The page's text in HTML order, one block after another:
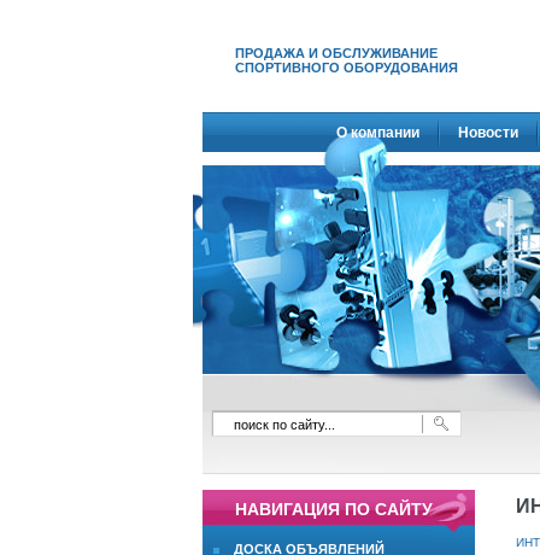
ПРОДАЖА И ОБСЛУЖИВАНИЕ
СПОРТИВНОГО ОБОРУДОВАНИЯ
О компании Новости
НАВИГАЦИЯ ПО САЙТУ
ДОСКА ОБЪЯВЛЕНИЙ